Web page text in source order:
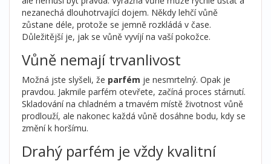
nezanechá dlouhotrvající dojem. Někdy lehčí vůně
zůstane déle, protože se jemně rozkládá v čase.
Důležitější je, jak se vůně vyvíjí na vaší pokožce.
Vůně nemají trvanlivost
Možná jste slyšeli, že parfém je nesmrtelný. Opak je
pravdou. Jakmile parfém otevřete, začíná proces stárnutí.
Skladování na chladném a tmavém místě životnost vůně
prodlouží, ale nakonec každá vůně dosáhne bodu, kdy se
změní k horšímu.
Drahý parfém je vždy kvalitní